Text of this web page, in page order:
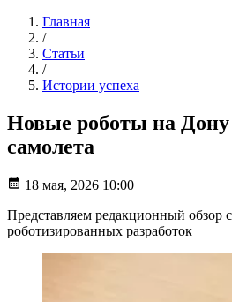
Главная
/
Статьи
/
Истории успеха
Новые роботы на
самолета
18 мая, 2026 10:00
Представляем редакционный обзор
роботизированных разработок